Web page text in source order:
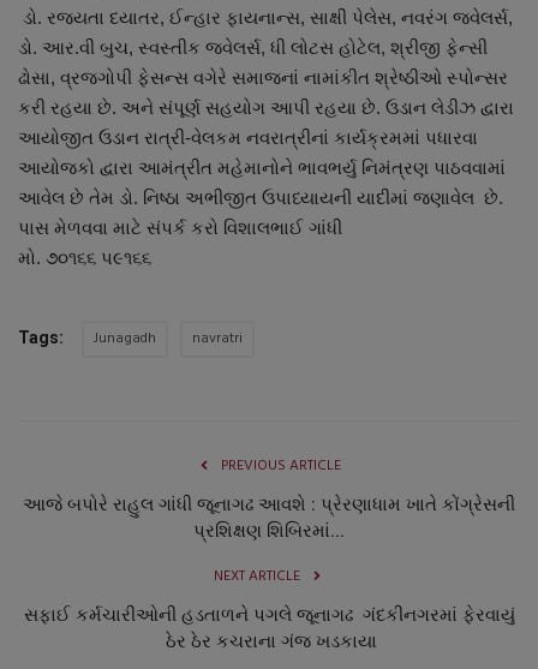
ડો. રજયતા દયાતર, ઈન્હાર ફાયનાન્સ, સાક્ષી પેલેસ, નવરંગ જવેલર્સ,
ડો. આર.વી બુચ, સ્વસ્તીક જવેલર્સ, ધી લોટસ હોટેલ, શ્રીજી ફેન્સી
ઢોસા, વ્રજગોપી ફેસન્સ વગેરે સમાજનાં નામાંકીત શ્રેષ્ઠીઓ સ્પોન્સર
કરી રહયા છે. અને સંપૂર્ણ સહયોગ આપી રહયા છે. ઉડાન લેડીઝ દ્વારા
આયોજીત ઉડાન રાત્રી-વેલકમ નવરાત્રીનાં કાર્યક્રમમાં પધારવા
આયોજકો દ્વારા આમંત્રીત મહેમાનોને ભાવભર્યુ નિમંત્રણ પાઠવવામાં
આવેલ છે તેમ ડો. નિષ્ઠા અભીજીત ઉપાધ્યાયની યાદીમાં જણાવેલ છે.
પાસ મેળવવા માટે સંપર્ક કરો વિશાલભાઈ ગાંધી
મો. ૭૦૧૬૬ પ૯૧૬૬
Tags: Junagadh navratri
PREVIOUS ARTICLE
આજે બપોરે રાહુલ ગાંધી જૂનાગઢ આવશે : પ્રેરણાધામ ખાતે કોંગ્રેસની
પ્રશિક્ષણ શિબિરમાં...
NEXT ARTICLE
સફાઈ કર્મચારીઓની હડતાળને પગલે જૂનાગઢ ગંદકીનગરમાં ફેરવાયું
ઠેર ઠેર કચરાના ગંજ ખડકાયા